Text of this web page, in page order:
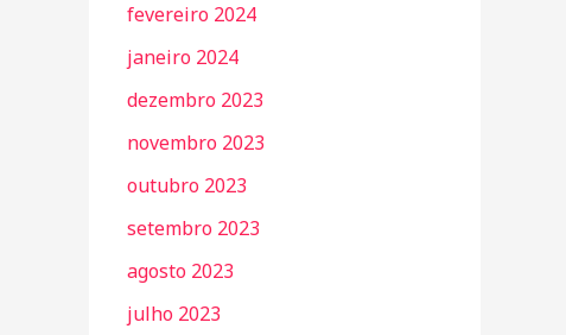
fevereiro 2024
janeiro 2024
dezembro 2023
novembro 2023
outubro 2023
setembro 2023
agosto 2023
julho 2023